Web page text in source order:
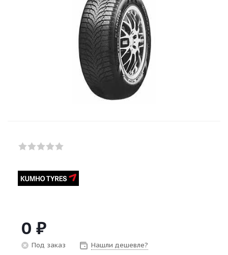
0 ₽
Под заказ Нашли дешевле?